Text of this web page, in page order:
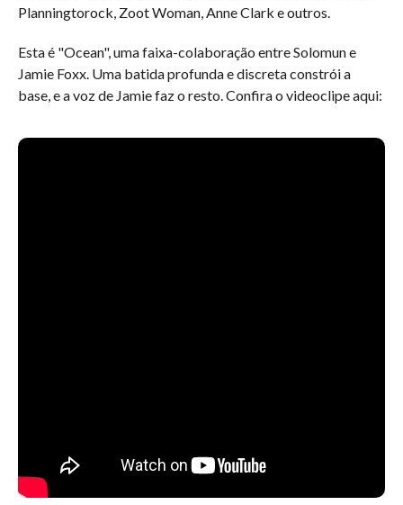
Planningtorock, Zoot Woman, Anne Clark e outros.
Esta é "Ocean", uma faixa-colaboração entre Solomun e
Jamie Foxx. Uma batida profunda e discreta constrói a
base, e a voz de Jamie faz o resto. Confira o videoclipe aqui: